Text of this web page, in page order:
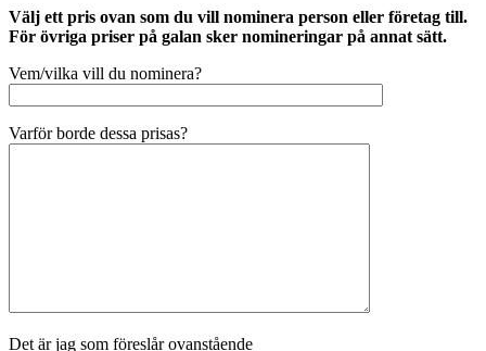
Välj ett pris ovan som du vill nominera person eller företag till.
För övriga priser på galan sker nomineringar på annat sätt.
Vem/vilka vill du nominera?
Varför borde dessa prisas?
Det är jag som föreslår ovanstående